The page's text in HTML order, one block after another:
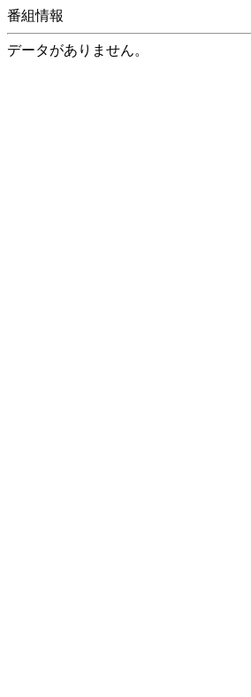
番組情報
データがありません。